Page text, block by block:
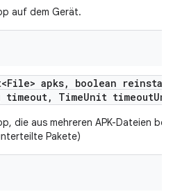
auf dem Gerät.
apks,
boolean reinstall
timeout, TimeUnit timeout
die aus mehreren APK-Dateien
Pakete)